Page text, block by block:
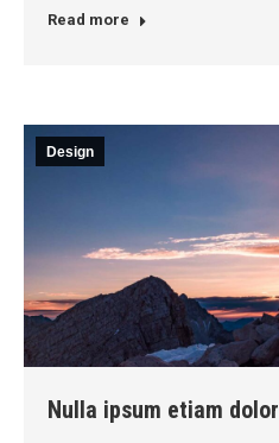
Read more
Design
Nulla ipsum etiam dolor